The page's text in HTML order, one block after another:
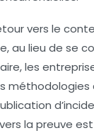
vers le
au lieu de se
les
méthodologies
la preuve